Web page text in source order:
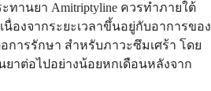
ทานยา Amitriptyline ควรทำภายใต้
องจากระยะเวลาขึ้นอยู่กับอาการของ
ารรักษา สำหรับภาวะซึมเศร้า โดย
าต่อไปอย่างน้อยหกเดือนหลังจาก